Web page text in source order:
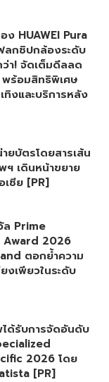
ง HUAWEI Pura
ลกชิปกล้องระดับ
า! จัดเต็มดีลลด
ร้อมสิทธิพิเศษ
งและบริการหลัง
ยบัตรโดยสารเส้น
ฯ เดินหน้าขยาย
เชีย [PR]
ล Prime
Award 2026
ตอกย้ำความ
งเพียวในระดับ
ด้รับการจัดอันดับ
2026 โดย
[PR]